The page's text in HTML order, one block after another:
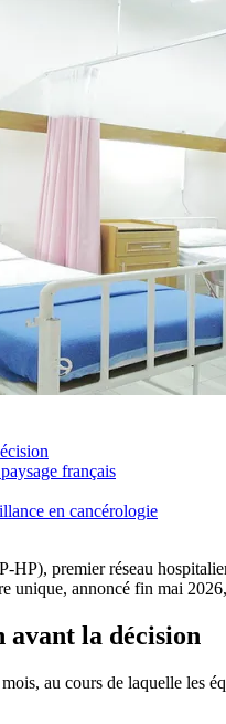
français
en cancérologie
HP), premier réseau
unique, annoncé fin mai
avant la décision
au cours de laquelle les